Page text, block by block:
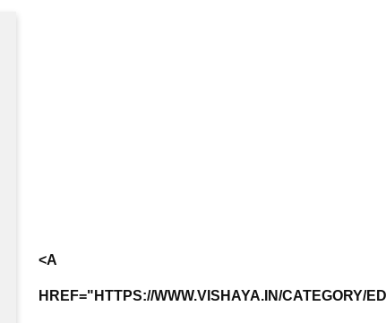
<A
HREF="HTTPS://WWW.VISHAYA.IN/CATEGORY/